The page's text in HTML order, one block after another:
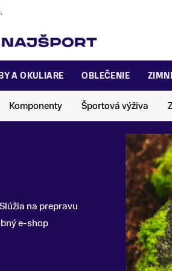
A OKULIARE OBLEČENIE
Komponenty Športová výživa
na prepravu
e-shop